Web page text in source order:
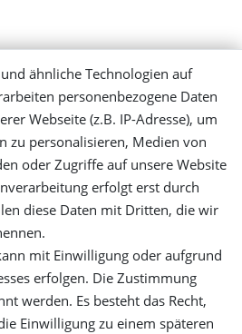
Konto
Login
Registrieren
connected
ähnliche Technologien auf
personenbezogene Daten
Webseite (z.B. IP-Adresse), um
zu personalisieren, Medien von
oder Zugriffe auf unsere Website
erfolgt erst durch
diese Daten mit Dritten, die wir
mit Einwilligung oder aufgrund
erfolgen. Die Zustimmung
werden. Es besteht das Recht,
Einwilligung zu einem späteren